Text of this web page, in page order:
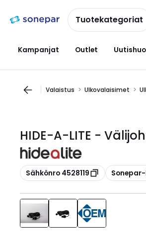
navigointiinsisältöönTuotekategoriat
Kampanjat Outlet
Valaistus Ulkovalaisimet
HIDE-A-LITE -
Kopioi
Sähkönro 4528119 Kopioi